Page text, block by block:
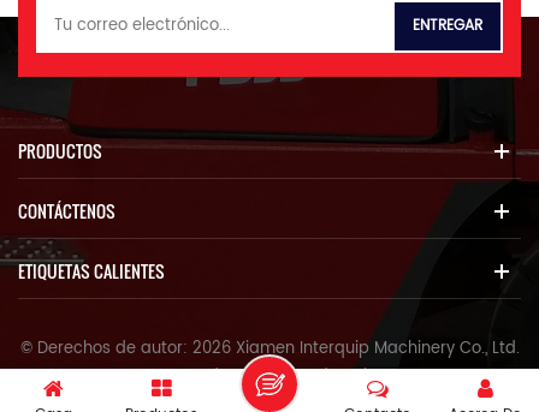
PRODUCTOS
CONTÁCTENOS
ETIQUETAS CALIENTES
© Derechos de autor: 2026 Xiamen Interquip Machinery Co., Ltd.
Reservados todos los derechos.